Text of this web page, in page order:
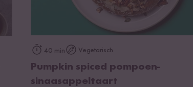
40 min Vegetarisch
Pumpkin spiced pompoen-
sinaasappeltaart